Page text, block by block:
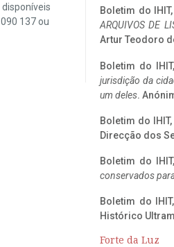
137 ou
Boletim do
ARQUIVOS DE
Artur Teodoro
Boletim do
jurisdição da
um deles.
Boletim do IHIT,
Direcção dos
Boletim do
conservados
Boletim do
Histórico
Forte da Luz